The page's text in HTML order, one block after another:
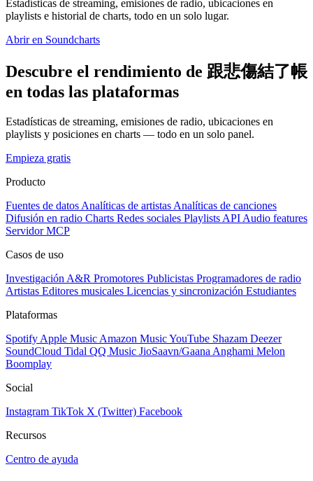
Estadísticas de streaming, emisiones de radio, ubicaciones en
playlists e historial de charts, todo en un solo lugar.
Abrir en Soundcharts
Descubre el rendimiento de 跟悲傷結了帳
en todas las plataformas
Estadísticas de streaming, emisiones de radio, ubicaciones en
playlists y posiciones en charts — todo en un solo panel.
Empieza gratis
Producto
Fuentes de datos Analíticas de artistas Analíticas de canciones
Difusión en radio Charts Redes sociales Playlists API Audio features
Servidor MCP
Casos de uso
Investigación A&R Promotores Publicistas Programadores de radio
Artistas Editores musicales Licencias y sincronización Estudiantes
Plataformas
Spotify Apple Music Amazon MusicYouTube Shazam Deezer
SoundCloud Tidal QQ Music JioSaavn/Gaana Anghami Melon
Boomplay
Social
Instagram TikTok X (Twitter) Facebook
Recursos
Centro de ayuda